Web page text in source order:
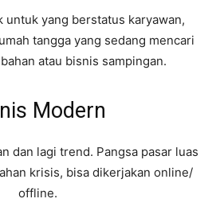
untuk yang berstatus karyawan,
tangga yang sedang mencari
atau bisnis sampingan.
Modern
dan lagi trend. Pangsa pasar luas
krisis, bisa dikerjakan online/
offline.